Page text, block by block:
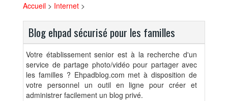
Accueil > Internet >
Blog ehpad sécurisé pour les familles
Votre établissement senior est à la recherche d'un
service de partage photo/vidéo pour partager avec
les familles ? Ehpadblog.com met à disposition de
votre personnel un outil en ligne pour créer et
administrer facilement un blog privé.